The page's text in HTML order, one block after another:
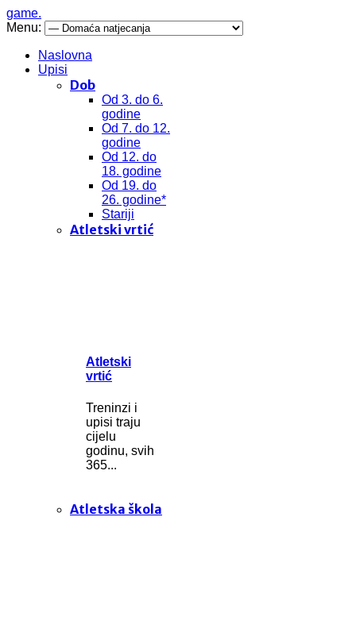
game.
Menu:
Naslovna
Upisi
Dob
Od 3. do 6.
godine
Od 7. do 12.
godine
Od 12. do
18. godine
Od 19. do
26. godine*
Stariji
Atletski vrtić
Atletski
vrtić
Treninzi i
upisi traju
cijelu
godinu, svih
365...
Atletska škola